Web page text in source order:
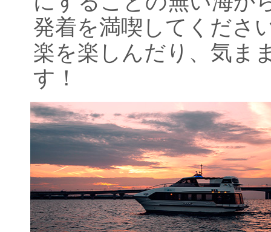
発着を満喫してくださ
楽を楽しんだり、気ま
す！